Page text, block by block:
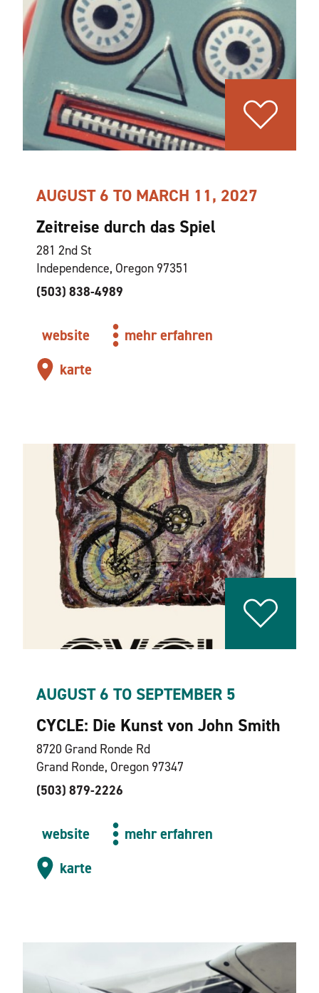
AUGUST 6 TO MARCH 11, 2027
Zeitreise durch das Spiel
281 2nd St
Independence, Oregon 97351
(503) 838-4989
website
mehr erfahren
karte
AUGUST 6 TO SEPTEMBER 5
CYCLE: Die Kunst von John Smith
8720 Grand Ronde Rd
Grand Ronde, Oregon 97347
(503) 879-2226
website
mehr erfahren
karte